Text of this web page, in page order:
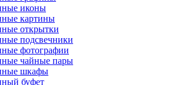
иконы
картины
открытки
подсвечники
фотографии
чайные пары
шкафы
буфет